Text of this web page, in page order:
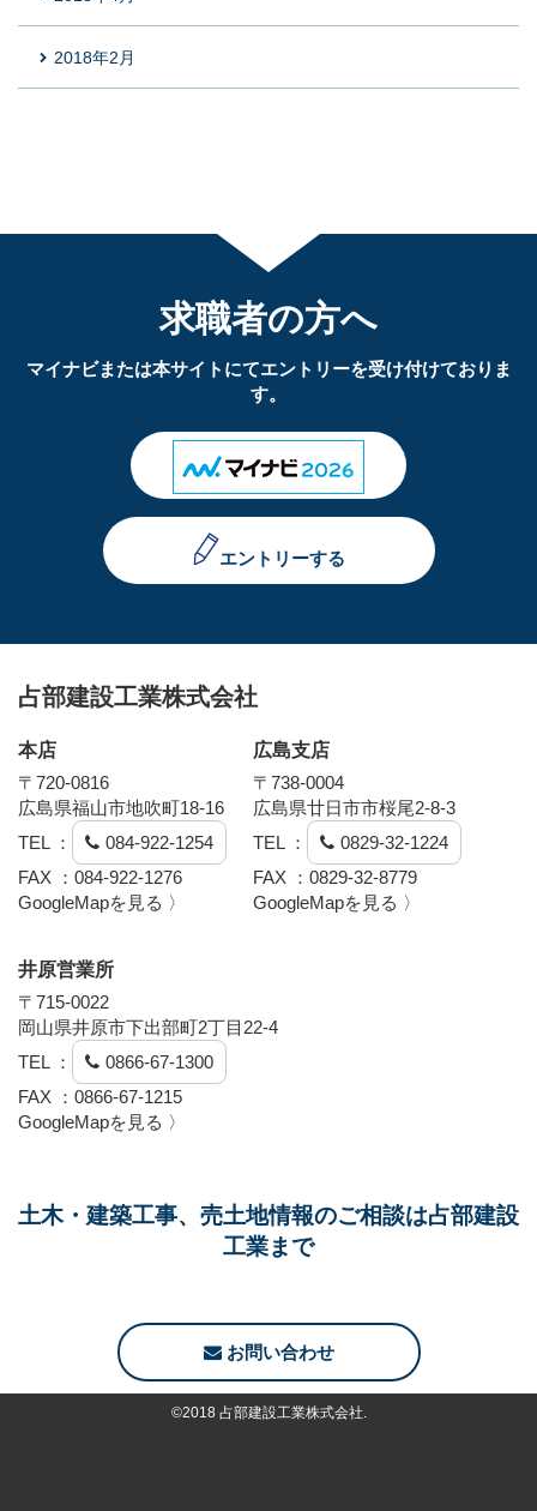
2018年2月
求職者の方へ
マイナビまたは本サイトにてエントリーを受け付けておりま
す。
エントリーする
占部建設工業株式会社
本店
〒720-0816
広島県福山市地吹町18-16
TEL ：
084-922-1254
FAX ：084-922-1276
GoogleMapを見る 〉
広島支店
〒738-0004
広島県廿日市市桜尾2-8-3
TEL ：
0829-32-1224
FAX ：0829-32-8779
GoogleMapを見る 〉
井原営業所
〒715-0022
岡山県井原市下出部町2丁目22-4
TEL ：
0866-67-1300
FAX ：0866-67-1215
GoogleMapを見る 〉
土木・建築工事、売土地情報のご相談は占部建設
工業まで
お問い合わせ
©2018 占部建設工業株式会社.